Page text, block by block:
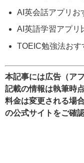
AI英会話アプリお
AI英語学習アプリ
TOEIC勉強法おす
本記事には広告（ア
記載の情報は執筆時
料金は変更される場
の公式サイトをご確